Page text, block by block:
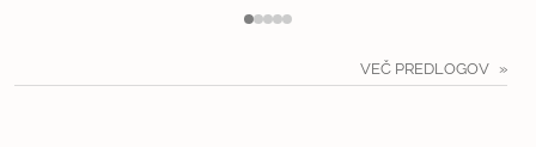
VEČ PREDLOGOV